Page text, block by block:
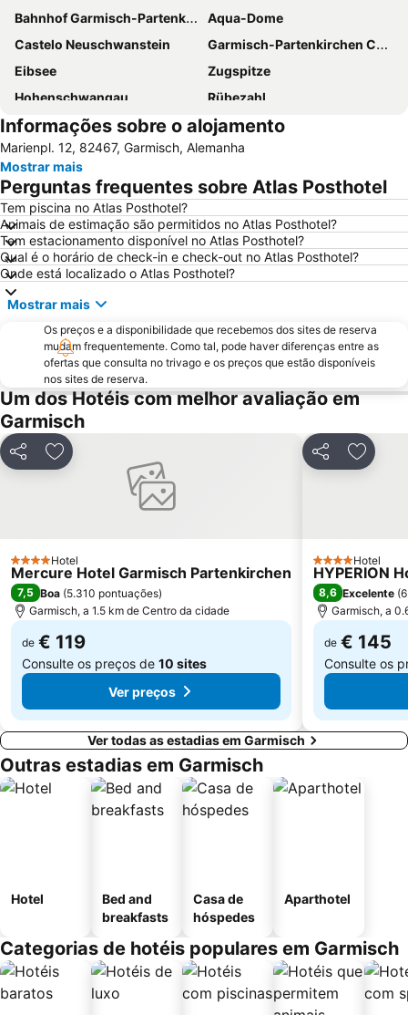
Bahnhof Garmisch-Partenkirchen
Aqua-Dome
Castelo Neuschwanstein
Garmisch-Partenkirchen Casino
Eibsee
Zugspitze
Hohenschwangau
Rübezahl
Starnberger See
Bahnhof Füssen
Heimatmuseum Achental
Alpenhof
São Pedro e São Paulo
Plansee
da noi
Landhaus Auf der Gsteig
Informações sobre o alojamento
Marienpl. 12, 82467, Garmisch, Alemanha
Mostrar mais
Perguntas frequentes sobre Atlas Posthotel
Tem piscina no Atlas Posthotel?
Animais de estimação são permitidos no Atlas Posthotel?
Tem estacionamento disponível no Atlas Posthotel?
Qual é o horário de check-in e check-out no Atlas Posthotel?
Onde está localizado o Atlas Posthotel?
Mostrar mais
Os preços e a disponibilidade que recebemos dos sites de reserva
mudam frequentemente. Como tal, pode haver diferenças entre as
ofertas que consulta no trivago e os preços que estão disponíveis
nos sites de reserva.
Um dos Hotéis com melhor avaliação em
Garmisch
PartilharAdicionar aos favoritos
4 Estrelas
Hotel
Mercure Hotel Garmisch Partenkirchen
7,5 Boa (5.310 pontuações)
Garmisch, a 1.5 km de Centro da cidade
de € 119
Consulte os preços de 10 sites
Ver preços
Partilhar
4 Estrelas
Hotel
HYPERION
8,6 Excelente (
Garmisch, a
de € 145
Consulte os
Ver todas as estadias em Garmisch
Outras estadias em Garmisch
Hotel
Bed and
breakfasts
Casa de
hóspedes
Aparthotel
Categorias de hotéis populares em Garmisch